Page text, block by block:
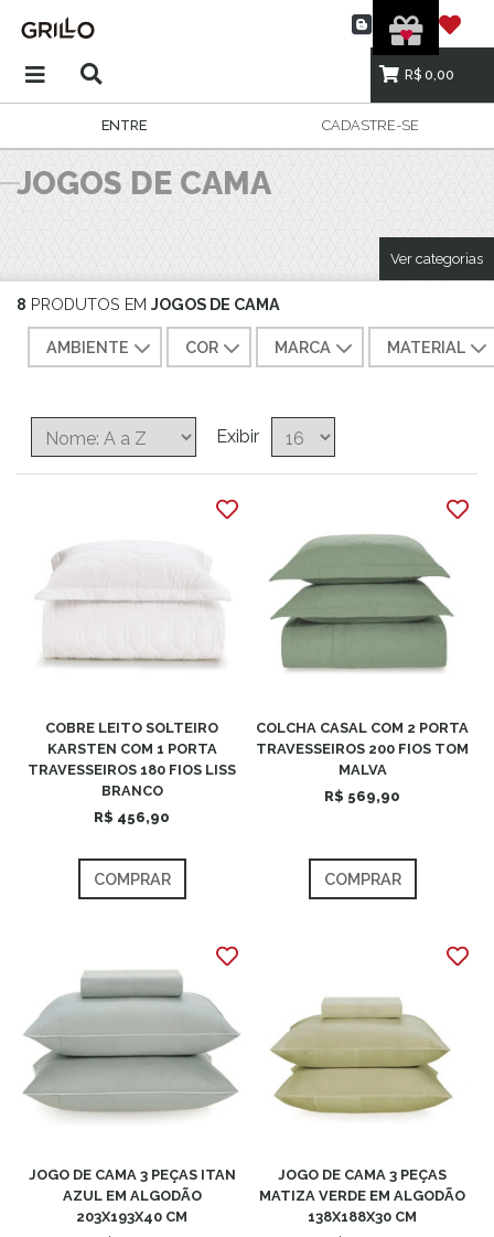
R$ 0,00
ENTRE CADASTRE-SE
JOGOS DE CAMA
Ver categorias
8 PRODUTOS EM JOGOS DE CAMA
AMBIENTE COR MARCA MATERIAL
Exibir
COBRE LEITO SOLTEIRO
KARSTEN COM 1 PORTA
TRAVESSEIROS 180 FIOS LISS
BRANCO
R$ 456,90
COMPRAR
COLCHA CASAL COM 2 PORTA
TRAVESSEIROS 200 FIOS TOM
MALVA
R$ 569,90
COMPRAR
JOGO DE CAMA 3 PEÇAS ITAN
AZUL EM ALGODÃO
203X193X40 CM
JOGO DE CAMA 3 PEÇAS
MATIZA VERDE EM ALGODÃO
138X188X30 CM